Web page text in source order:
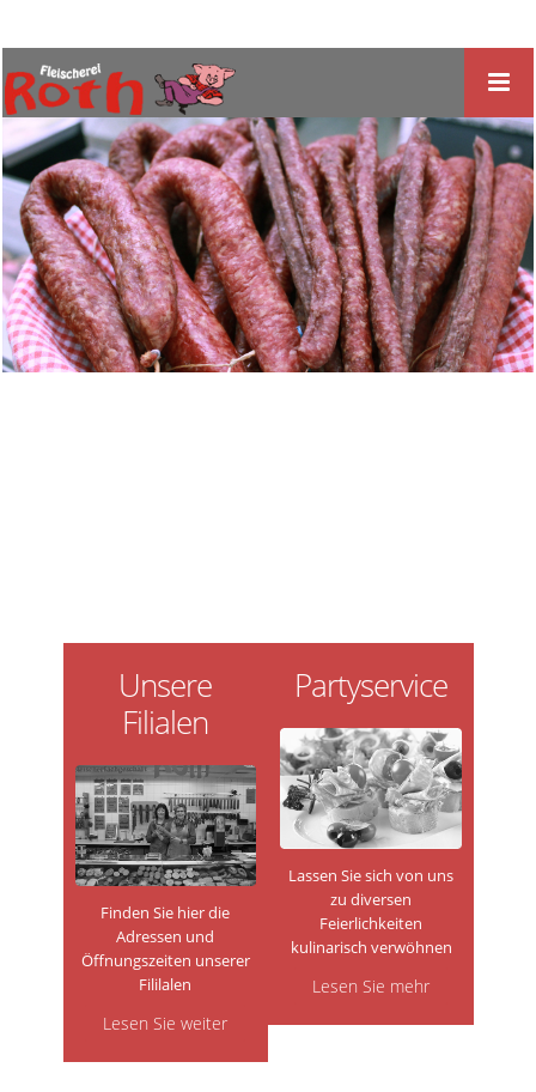
Unsere
Filialen
Finden Sie hier die
Adressen und
Öffnungszeiten unserer
Fililalen
Lesen Sie weiter
Partyservice
Lassen Sie sich von uns
zu diversen
Feierlichkeiten
kulinarisch verwöhnen
Lesen Sie mehr